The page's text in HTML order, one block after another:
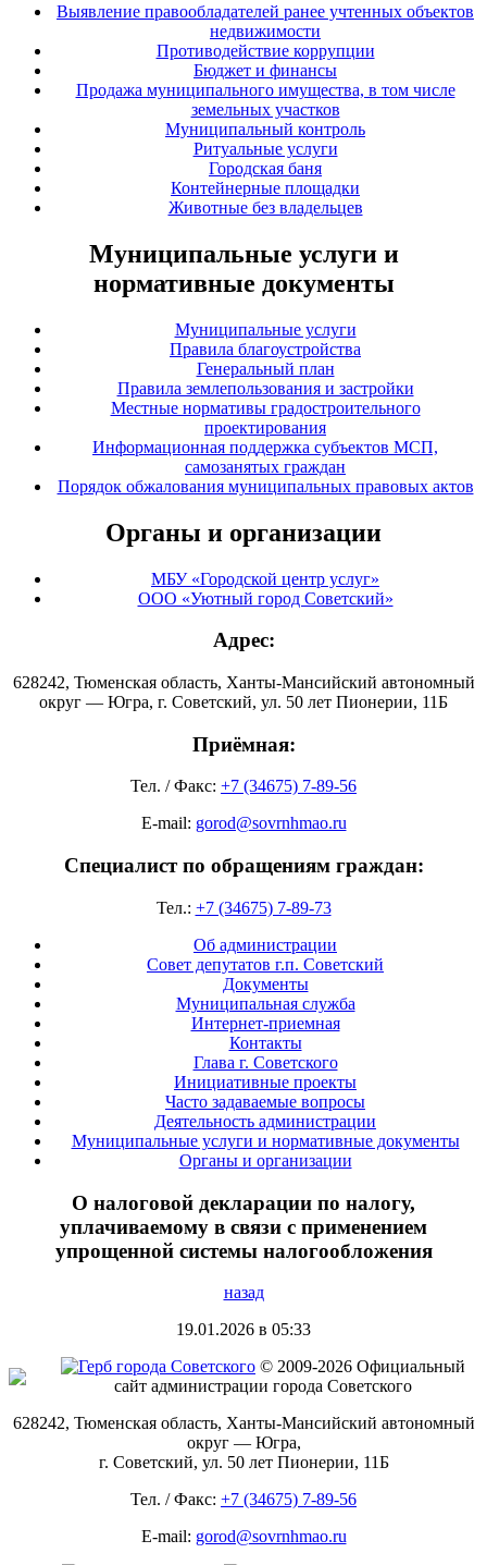
Выявление правообладателей ранее учтенных объектов
недвижимости
Противодействие коррупции
Бюджет и финансы
Продажа муниципального имущества, в том числе
земельных участков
Муниципальный контроль
Ритуальные услуги
Городская баня
Контейнерные площадки
Животные без владельцев
Муниципальные услуги и
нормативные документы
Муниципальные услуги
Правила благоустройства
Генеральный план
Правила землепользования и застройки
Местные нормативы градостроительного
проектирования
Информационная поддержка субъектов МСП,
самозанятых граждан
Порядок обжалования муниципальных правовых актов
Органы и организации
МБУ «Городской центр услуг»
ООО «Уютный город Советский»
Адрес:
628242, Тюменская область, Ханты-Мансийский автономный
округ — Югра, г. Советский, ул. 50 лет Пионерии, 11Б
Приёмная:
Тел. / Факс: +7 (34675) 7-89-56
E-mail: gorod@sovrnhmao.ru
Специалист по обращениям граждан:
Тел.: +7 (34675) 7-89-73
Об администрации
Совет депутатов г.п. Советский
Документы
Муниципальная служба
Интернет-приемная
Контакты
Глава г. Советского
Инициативные проекты
Часто задаваемые вопросы
Деятельность администрации
Муниципальные услуги и нормативные документы
Органы и организации
О налоговой декларации по налогу,
уплачиваемому в связи с применением
упрощенной системы налогообложения
назад
19.01.2026 в 05:33
© 2009-2026 Официальный
сайт администрации города Советского
628242, Тюменская область, Ханты-Мансийский автономный
округ — Югра,
г. Советский, ул. 50 лет Пионерии, 11Б
Тел. / Факс: +7 (34675) 7-89-56
E-mail: gorod@sovrnhmao.ru